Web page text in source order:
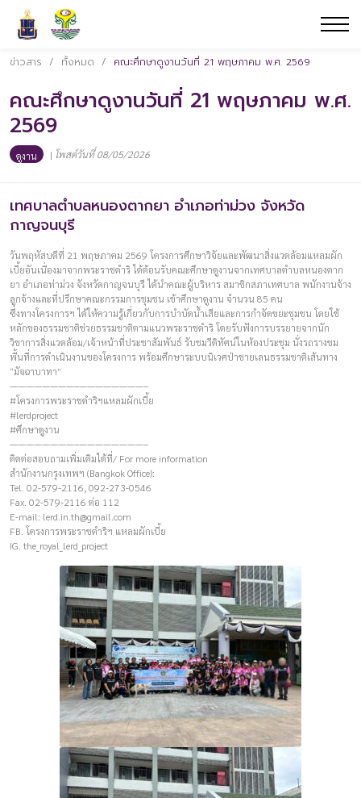
ข่าวสาร / ทั้งหมด / คณะศึกษาดูงานวันที่ 21 พฤษภาคม พ.ศ. 2569
คณะศึกษาดูงานวันที่ 21 พฤษภาคม พ.ศ.
2569
ดูงาน | โพสต์วันที่ 08/05/2026
เทศบาลตำบลหนองตากยา อำเภอท่าม่วง จังหวัด
กาญจนบุรี
วันพฤหัสบดีที่ 21 พฤษภาคม 2569 โครงการศึกษาวิจัยและพัฒนาสิ่งแวดล้อมแหลมผัก
เบี้ยอันเนื่องมาจากพระราชดำริ ได้ต้อนรับคณะศึกษาดูงานจากเทศบาลตำบลหนองตาก
ยา อำเภอท่าม่วง จังหวัดกาญจนบุรี ได้นำคณะผู้บริหาร สมาชิกสภาเทศบาล พนักงานจ้าง
ลูกจ้างและที่ปรึกษาคณะกรรมการชุมชน เข้าศึกษาดูงาน จำนวน 85 คน
ซึ่งทางโครงการฯ ได้ให้ความรู้เกี่ยวกับการบำบัดน้ำเสียและการกำจัดขยะชุมชน โดยใช้
หลักของธรรมชาติช่วยธรรมชาติตามแนวพระราชดำริ โดยรับฟังการบรรยายจากนัก
วิชาการสิ่งแวดล้อม/เจ้าหน้าที่ประชาสัมพันธ์ รับชมวีดิทัศน์ในห้องประชุม นั่งรถรางชม
พื้นที่การดำเนินงานของโครงการ พร้อมศึกษาระบบนิเวศป่าชายเลนธรรมชาติเส้นทาง
“มัจฉาบาทา”
————————–————————–
#โครงการพระราชดำริฯแหลมผักเบี้ย
#lerdproject
#ศึกษาดูงาน
————————–————————–
ติดต่อสอบถามเพิ่มเติมได้ที่/ For more information
สำนักงานกรุงเทพฯ (Bangkok Office):
Tel. 02-579-2116, 092-273-0546
Fax. 02-579-2116 ต่อ 112
E-mail: lerd.in.th@gmail.com
FB. โครงการพระราชดำริฯ แหลมผักเบี้ย
IG. the_royal_lerd_project